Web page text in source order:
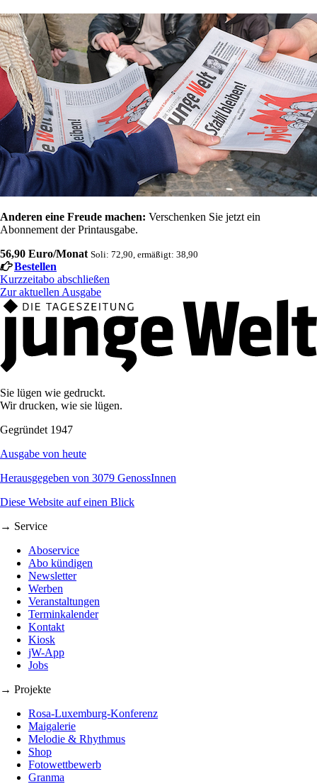
Anderen eine Freude machen: Verschenken Sie jetzt ein
Abonnement der Printausgabe.
56,90 Euro/Monat Soli: 72,90, ermäßigt: 38,90
Bestellen
Kurzzeitabo abschließen
Zur aktuellen Ausgabe
Sie lügen wie gedruckt.
Wir drucken, wie sie lügen.
Gegründet 1947
Ausgabe von heute
Herausgegeben von 3079 GenossInnen
Diese Website auf einen Blick
→ Service
Aboservice
Abo kündigen
Newsletter
Werben
Veranstaltungen
Terminkalender
Kontakt
Kiosk
jW-App
Jobs
→ Projekte
Rosa-Luxemburg-Konferenz
Maigalerie
Melodie & Rhythmus
Shop
Fotowettbewerb
Granma